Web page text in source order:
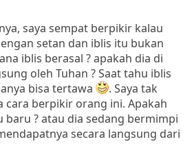
saya sempat berpikir kalau
setan dan iblis itu bukan
iblis berasal ? apakah dia di
oleh Tuhan ? Saat tahu iblis
bisa tertawa
. Saya tak
cara berpikir orang ini. Apakah
baru ? atau dia sedang bermimpi
secara langsung dari